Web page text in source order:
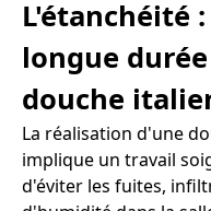
L'étanchéité
longue
douche
La réalisation d'une
implique un travail
d'éviter les fuites,